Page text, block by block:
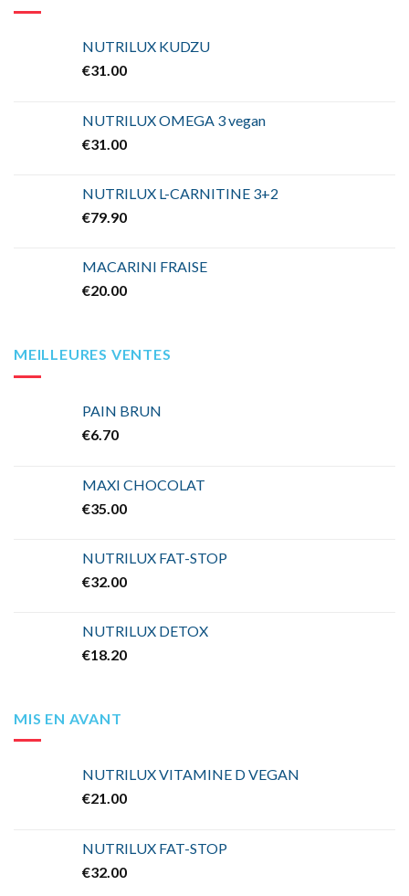
NUTRILUX KUDZU
€31.00
NUTRILUX OMEGA 3 vegan
€31.00
NUTRILUX L-CARNITINE 3+2
€79.90
MACARINI FRAISE
€20.00
MEILLEURES VENTES
PAIN BRUN
€6.70
MAXI CHOCOLAT
€35.00
NUTRILUX FAT-STOP
€32.00
NUTRILUX DETOX
€18.20
MIS EN AVANT
NUTRILUX VITAMINE D VEGAN
€21.00
NUTRILUX FAT-STOP
€32.00